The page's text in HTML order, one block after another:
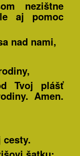
nezištne
aj pomoc
nad nami,
Tvoj plášť
Amen.
cesty.